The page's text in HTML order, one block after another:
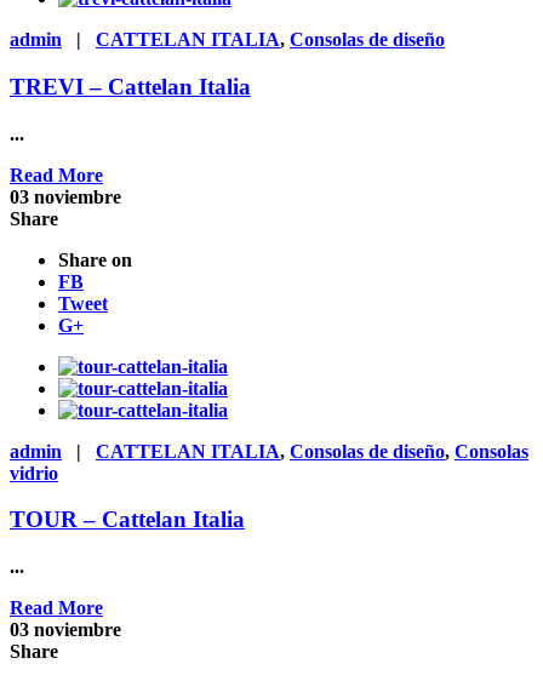
admin | CATTELAN ITALIA, Consolas de diseño
TREVI – Cattelan Italia
...
Read More
03 noviembre
Share
Share on
FB
Tweet
G+
admin | CATTELAN ITALIA, Consolas de diseño, Consolas
vidrio
TOUR – Cattelan Italia
...
Read More
03 noviembre
Share